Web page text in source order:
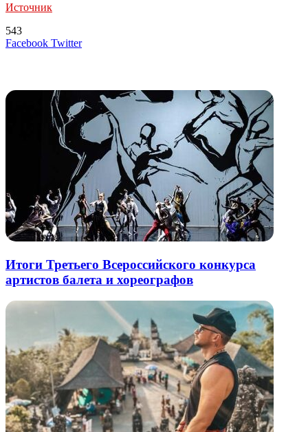
Источник
543
Facebook TwitterLinkedIn
Tumblr
Reddit
Вконтакте
Одноклассники
Skype
Messenger
Messenger
WhatsApp
Telegram
Viber
Line
Поделиться
Печатать
Итоги Третьего Всероссийского конкурса
артистов балета и хореографов